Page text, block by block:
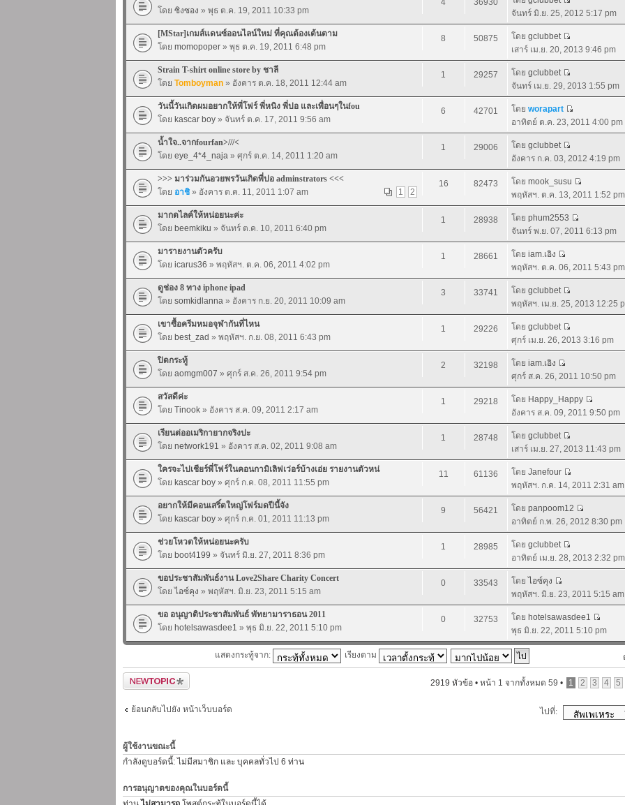
โดย ซิงซอง » พุธ ต.ค. 19, 2011 10:33 pm
4 36930
จันทร์ มิ.ย. 25, 2012 5:17 pm
[MStar]เกมส์แดนซ์ออนไลน์ใหม่ ที่คุณต้องเต้นตาม
โดย momopoper » พุธ ต.ค. 19, 2011 6:48 pm
8 50875 โดย gclubbet
เสาร์ เม.ย. 20, 2013 9:46 pm
Strain T-shirt online store by ชาลี
โดย Tomboyman » อังคาร ต.ค. 18, 2011 12:44 am
1 29257 โดย gclubbet
จันทร์ เม.ย. 29, 2013 1:55 pm
วันนี้วันเกิดผมอยากให้พี่โฟร์ พี่หนิง พี่ปอ และเพื่อนๆในfou
โดย kascar boy » จันทร์ ต.ค. 17, 2011 9:56 am
6 42701 โดย worapart
อาทิตย์ ต.ค. 23, 2011 4:00 pm
น้ำใจ..จากfourfan>///<
โดย eye_4*4_naja » ศุกร์ ต.ค. 14, 2011 1:20 am
1 29006 โดย gclubbet
อังคาร ก.ค. 03, 2012 4:19 pm
>>> มาร่วมกันอวยพรวันเกิดพี่ปอ adminstrators <<<
1
2
โดย อาชิ » อังคาร ต.ค. 11, 2011 1:07 am
16 82473 โดย mook_susu
พฤหัสฯ. ต.ค. 13, 2011 1:52 pm
มากดไลค์ให้หน่อยนะค่ะ
โดย beemkiku » จันทร์ ต.ค. 10, 2011 6:40 pm
1 28938 โดย phum2553
จันทร์ พ.ย. 07, 2011 6:13 pm
มารายงานตัวครับ
โดย icarus36 » พฤหัสฯ. ต.ค. 06, 2011 4:02 pm
1 28661 โดย iam.เอิง
พฤหัสฯ. ต.ค. 06, 2011 5:43 pm
ดูช่อง 8 ทาง iphone ipad
โดย somkidlanna » อังคาร ก.ย. 20, 2011 10:09 am
3 33741 โดย gclubbet
พฤหัสฯ. เม.ย. 25, 2013 12:25
เขาซื้อครีมหมอจุฬากันที่ไหน
โดย best_zad » พฤหัสฯ. ก.ย. 08, 2011 6:43 pm
1 29226 โดย gclubbet
ศุกร์ เม.ย. 26, 2013 3:16 pm
ปิดกระทู้
โดย aomgm007 » ศุกร์ ส.ค. 26, 2011 9:54 pm
2 32198 โดย iam.เอิง
ศุกร์ ส.ค. 26, 2011 10:50 pm
สวัสดีค่ะ
โดย Tinook » อังคาร ส.ค. 09, 2011 2:17 am
1 29218 โดย Happy_Happy
อังคาร ส.ค. 09, 2011 9:50 pm
เรียนต่ออเมริกายากจริงปะ
โดย network191 » อังคาร ส.ค. 02, 2011 9:08 am
1 28748 โดย gclubbet
เสาร์ เม.ย. 27, 2013 11:43 pm
ใครจะไปเชียร์พี่โฟร์ในคอนกามิเลิฟเว่อร์บ้างเอ่ย รายงานตัวหน่
โดย kascar boy » ศุกร์ ก.ค. 08, 2011 11:55 pm
11 61136 โดย Janefour
พฤหัสฯ. ก.ค. 14, 2011 2:31 am
อยากให้มีคอนเสริ์ตใหญ่โฟร์มดปีนี้จัง
โดย kascar boy » ศุกร์ ก.ค. 01, 2011 11:13 pm
9 56421 โดย panpoom12
อาทิตย์ ก.พ. 26, 2012 8:30 pm
ช่วยโหวตให้หน่อยนะครับ
โดย boot4199 » จันทร์ มิ.ย. 27, 2011 8:36 pm
1 28985 โดย gclubbet
อาทิตย์ เม.ย. 28, 2013 2:32 pm
ขอประชาสัมพันธ์งาน Love2Share Charity Concert
โดย ไอซ์คุง » พฤหัสฯ. มิ.ย. 23, 2011 5:15 am
0 33543 โดย ไอซ์คุง
พฤหัสฯ. มิ.ย. 23, 2011 5:15 am
ขอ อนุญาติประชาสัมพันธ์ พัทยามาราธอน 2011
โดย hotelsawasdee1 » พุธ มิ.ย. 22, 2011 5:10 pm
0 32753 โดย hotelsawasdee1
พุธ มิ.ย. 22, 2011 5:10 pm
แสดงกระทู้จาก: เรียงตาม
ตั้งกระทู้ใหม่ 2919 หัวข้อ • หน้า 1 จากทั้งหมด 59 • 1 2 3 4 5
ย้อนกลับไปยัง หน้าเว็บบอร์ด ไปที่:
ผู้ใช้งานขณะนี้
กำลังดูบอร์ดนี้: ไม่มีสมาชิก และ บุคคลทั่วไป 6 ท่าน
การอนุญาตของคุณในบอร์ดนี้